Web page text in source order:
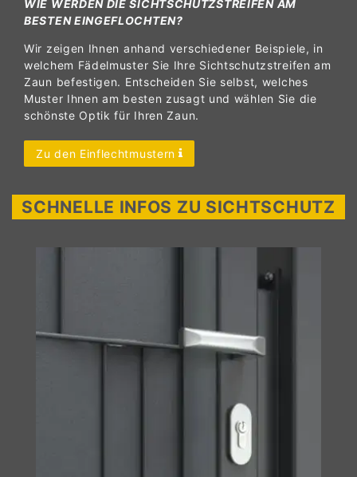
WIE WERDEN DIE SICHTSCHUTZSTREIFEN AM
BESTEN EINGEFLOCHTEN?
Wir zeigen Ihnen anhand verschiedener Beispiele, in
welchem Fädelmuster Sie Ihre Sichtschutzstreifen am
Zaun befestigen. Entscheiden Sie selbst, welches
Muster Ihnen am besten zusagt und wählen Sie die
schönste Optik für Ihren Zaun.
Zu den Einflechtmustern
SCHNELLE INFOS ZU SICHTSCHUTZ